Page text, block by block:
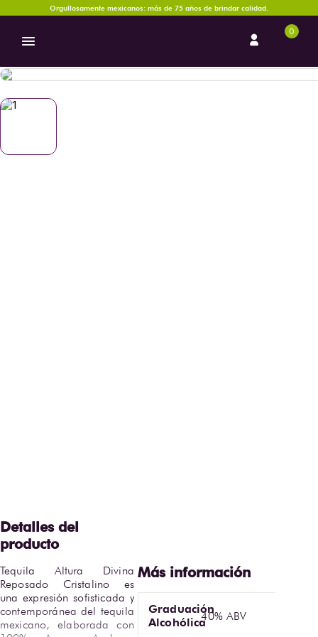
Orgullosamente mexicanos: más de 75 años de brindar calidad.
0
Tequila Altura Divina
Reposado Cristalino es
una expresión sofisticada y
contemporánea del tequila
mexicano, elaborada con
Graduación
Alcohólica40% ABV